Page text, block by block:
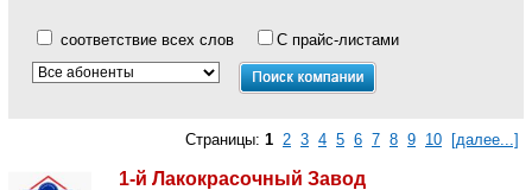
соответствие всех слов С прайс-листами
Страницы: 1 2 3 4 5 6 7 8 9 10 [далее...]
1-й Лакокрасочный Завод